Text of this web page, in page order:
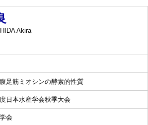
Akira
足筋ミオシンの酵素的性質
日本水産学会秋季大会
会